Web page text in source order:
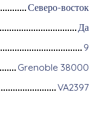
Северо-восток
Да
9
Grenoble 38000
VA2397